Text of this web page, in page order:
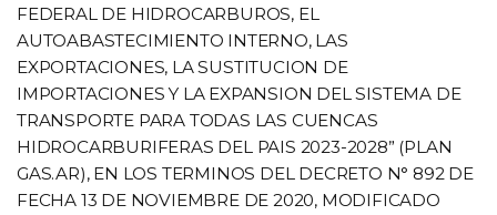
FEDERAL DE HIDROCARBUROS, EL
AUTOABASTECIMIENTO INTERNO, LAS
EXPORTACIONES, LA SUSTITUCION DE
IMPORTACIONES Y LA EXPANSION DEL SISTEMA DE
TRANSPORTE PARA TODAS LAS CUENCAS
HIDROCARBURIFERAS DEL PAIS 2023-2028” (PLAN
GAS.AR), EN LOS TERMINOS DEL DECRETO N° 892 DE
FECHA 13 DE NOVIEMBRE DE 2020, MODIFICADO